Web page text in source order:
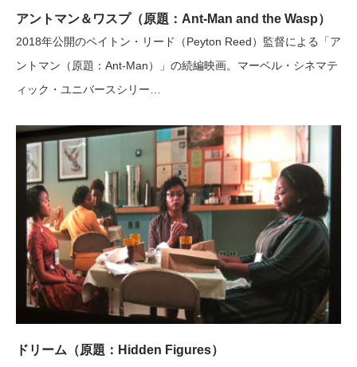
アントマン＆ワスプ（原題：Ant-Man and the Wasp）
2018年公開のペイトン・リード（Peyton Reed）監督による「ア
ントマン（原題：Ant-Man）」の続編映画。マーベル・シネマテ
ィック・ユニバースシリー…
ドリーム（原題：Hidden Figures）